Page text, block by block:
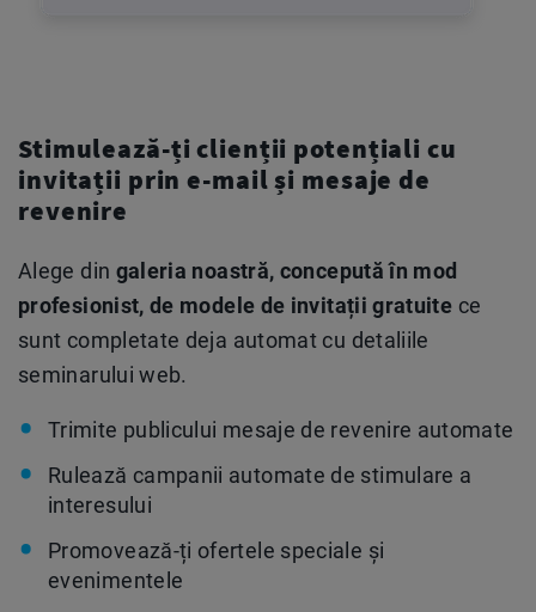
Stimulează-ți clienții potențiali cu
invitații prin e-mail și mesaje de
revenire
Alege din galeria noastră, concepută în mod
profesionist, de modele de invitații gratuite ce
sunt completate deja automat cu detaliile
seminarului web.
Trimite publicului mesaje de revenire automate
Rulează campanii automate de stimulare a
interesului
Promovează-ți ofertele speciale și
evenimentele